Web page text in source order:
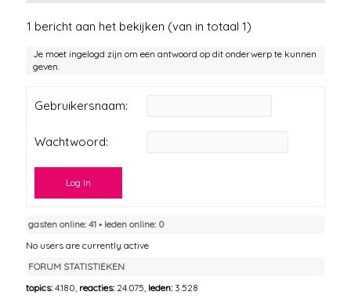
1 bericht aan het bekijken (van in totaal 1)
Je moet ingelogd zijn om een antwoord op dit onderwerp te kunnen
geven.
Gebruikersnaam:
Wachtwoord:
Log In
gasten online: 41 ▪︎ leden online: 0
No users are currently active
FORUM STATISTIEKEN
topics:4.180, reacties: 24.075, leden: 3.528